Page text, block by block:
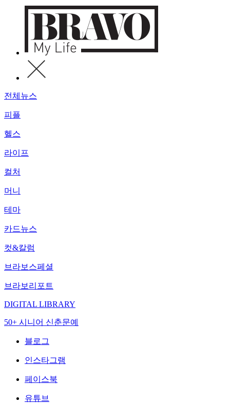
전체뉴스
피플
헬스
라이프
컬처
머니
테마
카드뉴스
컷&칼럼
브라보스페셜
브라보리포트
DIGITAL LIBRARY
50+ 시니어 신춘문예
블로그
인스타그램
페이스북
유튜브